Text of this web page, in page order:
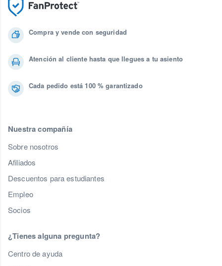
Compra y vende con seguridad
Atención al cliente hasta que llegues a tu asiento
Cada pedido está 100 % garantizado
Nuestra compañía
Sobre nosotros
Afiliados
Descuentos para estudiantes
Empleo
Socios
¿Tienes alguna pregunta?
Centro de ayuda